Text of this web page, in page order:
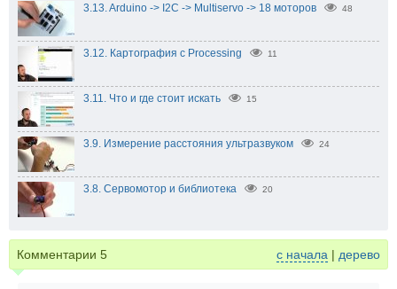
3.13. Arduino -> I2C -> Multiservo -> 18 моторов 48
3.12. Картография с Processing 11
3.11. Что и где стоит искать 15
3.9. Измерение расстояния ультразвуком 24
3.8. Сервомотор и библиотека 20
Комментарии 5 с начала | дерево